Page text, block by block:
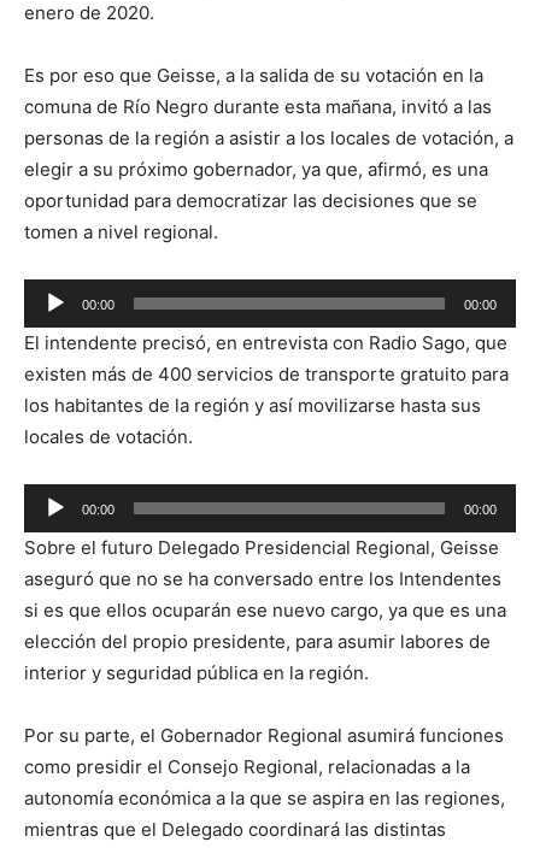
enero de 2020.
Es por eso que Geisse, a la salida de su votación en la
comuna de Río Negro durante esta mañana, invitó a las
personas de la región a asistir a los locales de votación, a
elegir a su próximo gobernador, ya que, afirmó, es una
oportunidad para democratizar las decisiones que se
tomen a nivel regional.
Reproductor
de
audio
00:00 00:00
El intendente precisó, en entrevista con Radio Sago, que
existen más de 400 servicios de transporte gratuito para
los habitantes de la región y así movilizarse hasta sus
locales de votación.
Reproductor
de
audio
00:00 00:00
Sobre el futuro Delegado Presidencial Regional, Geisse
aseguró que no se ha conversado entre los Intendentes
si es que ellos ocuparán ese nuevo cargo, ya que es una
elección del propio presidente, para asumir labores de
interior y seguridad pública en la región.
Por su parte, el Gobernador Regional asumirá funciones
como presidir el Consejo Regional, relacionadas a la
autonomía económica a la que se aspira en las regiones,
mientras que el Delegado coordinará las distintas